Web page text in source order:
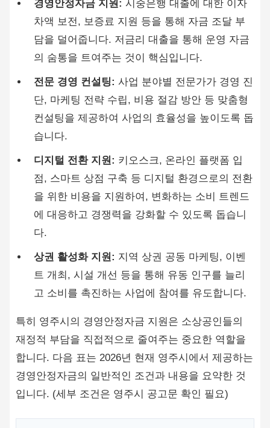
경영안정자금 지원: 시중은행 대출에 대한 이자
차액 보전, 보증료 지원 등을 통해 자금 조달 부
담을 덜어줍니다. 저금리 대출을 통해 운영 자금
의 숨통을 트여주는 것이 핵심입니다.
전문 경영 컨설팅: 사업 분야별 전문가가 경영 진
단, 마케팅 전략 수립, 비용 절감 방안 등 맞춤형
컨설팅을 제공하여 사업의 효율성을 높이도록 돕
습니다.
디지털 전환 지원: 키오스크, 온라인 플랫폼 입
점, 스마트 상점 구축 등 디지털 환경으로의 전환
을 위한 비용을 지원하여, 변화하는 소비 트렌드
에 대응하고 경쟁력을 강화할 수 있도록 돕습니
다.
상권 활성화 지원: 지역 상권 공동 마케팅, 이벤
트 개최, 시설 개선 등을 통해 유동 인구를 늘리
고 소비를 촉진하는 사업에 참여를 유도합니다.
특히 영주시의 경영안정자금 지원은 소상공인들의
재정적 부담을 직접적으로 줄여주는 중요한 역할을
합니다. 다음 표는 2026년 현재 영주시에서 제공하는
경영안정자금의 일반적인 조건과 내용을 요약한 것
입니다. (세부 조건은 영주시 공고문 확인 필요)